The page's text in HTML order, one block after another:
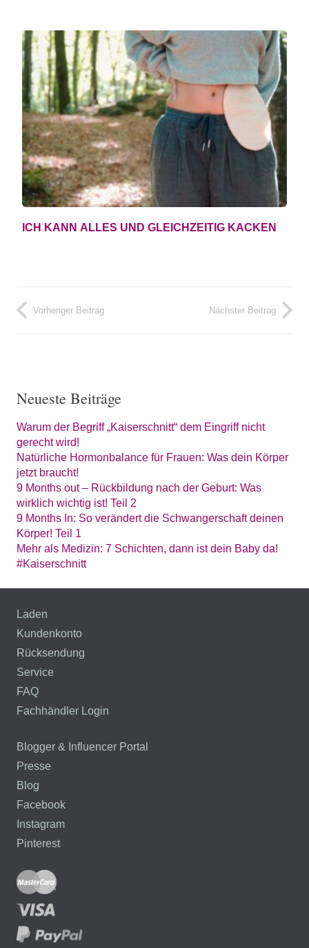
ICH KANN ALLES UND GLEICHZEITIG KACKEN
Vorheriger Beitrag Nächster Beitrag
Neueste Beiträge
Warum der Begriff „Kaiserschnitt“ dem Eingriff nicht
gerecht wird!
Natürliche Hormonbalance für Frauen: Was dein Körper
jetzt braucht!
9 Months out – Rückbildung nach der Geburt: Was
wirklich wichtig ist! Teil 2
9 Months In: So verändert die Schwangerschaft deinen
Körper! Teil 1
Mehr als Medizin: 7 Schichten, dann ist dein Baby da!
#Kaiserschnitt
Laden
Kundenkonto
Rücksendung
Service
FAQ
Fachhändler Login
Blogger & Influencer Portal
Presse
Blog
Facebook
Instagram
Pinterest